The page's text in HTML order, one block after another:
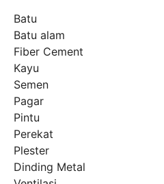
Batu
Batu alam
Fiber Cement
Kayu
Semen
Pagar
Pintu
Perekat
Plester
Dinding Metal